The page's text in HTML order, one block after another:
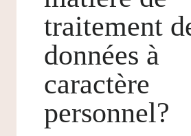
traitement
données à
caractère
personnel?